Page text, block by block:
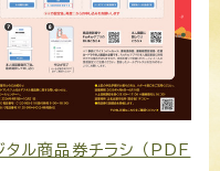
ル商品券チラシ （PDF